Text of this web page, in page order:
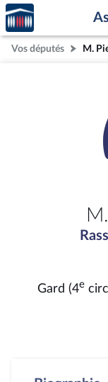
Aller au contenu
Aller en bas de la
Accèder
à la
page
d'accueil
Vos députés
Gard (4e